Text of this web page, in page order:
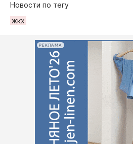
Новости по тегу
жкх
РЕКЛАМА